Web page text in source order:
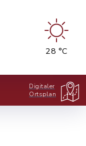
28 °C
Digitaler
Ortsplan